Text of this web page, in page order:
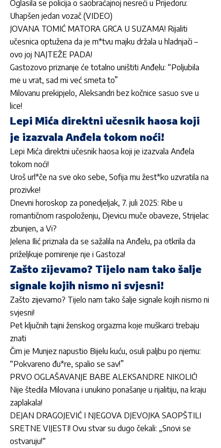
Oglasila se policija o saobraćajnoj nesreći u Prijedoru:
Uhapšen jedan vozač (VIDEO)
JOVANA TOMIĆ MATORA GRCA U SUZAMA! Rijaliti
učesnica optužena da je m*tvu majku držala u hladnjači –
ovo joj NAJTEŽE PADA!
Gastozovo priznanje će totalno uništiti Anđelu: “Poljubila
me u vrat, sad mi već smeta to”
Milovanu prekipjelo, Aleksandri bez kočnice sasuo sve u
lice!
Lepi Mića direktni učesnik haosa koji
je izazvala Anđela tokom noći!
Lepi Mića direktni učesnik haosa koji je izazvala Anđela
tokom noći!
Uroš url*če na sve oko sebe, Sofija mu žest*ko uzvratila na
prozivke!
Dnevni horoskop za ponedjeljak, 7. juli 2025: Ribe u
romantičnom raspoloženju, Djevicu muče obaveze, Strijelac
zbunjen, a Vi?
Jelena Ilić priznala da se sažalila na Anđelu, pa otkrila da
priželjkuje pomirenje nje i Gastoza!
Zašto zijevamo? Tijelo nam tako šalje
signale kojih nismo ni svjesni!
Zašto zijevamo? Tijelo nam tako šalje signale kojih nismo ni
svjesni!
Pet ključnih tajni ženskog orgazma koje muškarci trebaju
znati
Čim je Munjez napustio Bijelu kuću, osuli paljbu po njemu:
“Pokvareno đu*re, spalio se sav!”
PRVO OGLAŠAVANJE BABE ALEKSANDRE NIKOLIĆ!
Nije štedila Milovana i unukino ponašanje u rijalitiju, na kraju
zaplakala!
DEJAN DRAGOJEVIĆ I NJEGOVA DJEVOJKA SAOPŠTILI
SRETNE VIJESTI! Ovu stvar su dugo čekali: „Snovi se
ostvaruju!“